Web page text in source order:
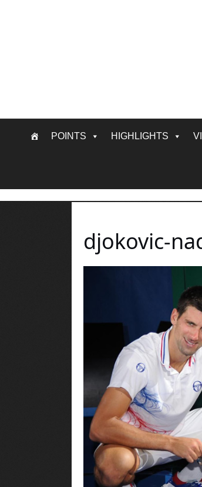
POINTS HIGHLIGHTS
djokovic-